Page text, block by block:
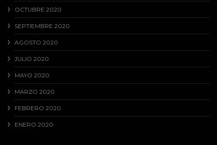
OCTUBRE 2020
SEPTIEMBRE 2020
AGOSTO 2020
JULIO 2020
MAYO 2020
MARZO 2020
FEBRERO 2020
ENERO 2020